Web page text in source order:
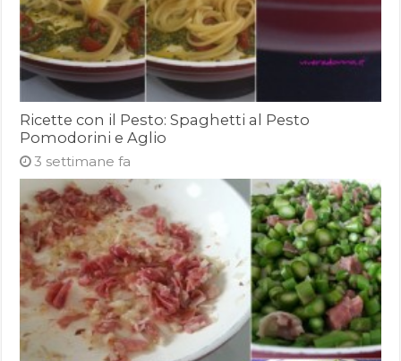
Ricette con il Pesto: Spaghetti al Pesto
Pomodorini e Aglio
3 settimane fa